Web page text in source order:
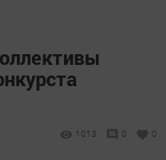
1013 0 0